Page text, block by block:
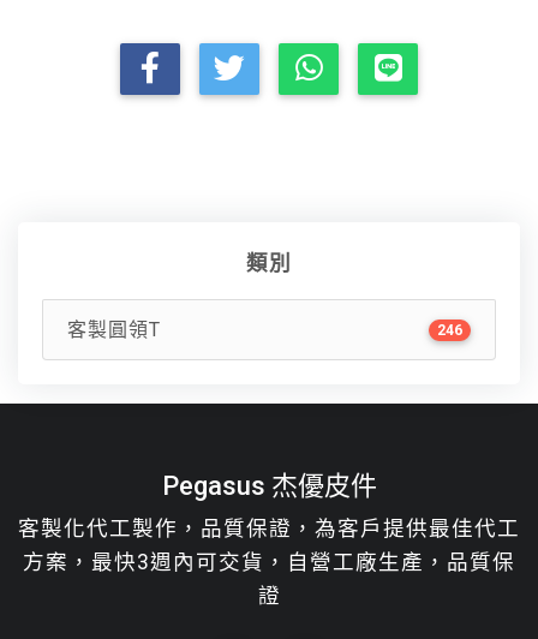
類別
客製圓領T 246
Pegasus 杰優皮件
客製化代工製作，品質保證，為客戶提供最佳代工
方案，最快3週內可交貨，自營工廠生產，品質保
證